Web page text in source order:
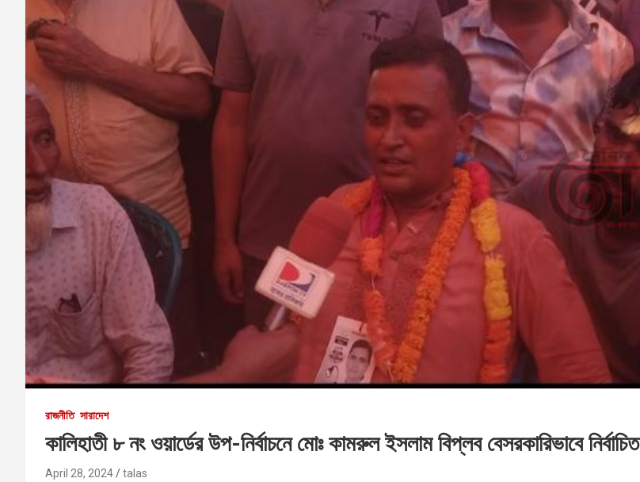
রাজনীতি সারাদেশ
কালিহাতী ৮ নং ওয়ার্ডের উপ-নির্বাচনে মোঃ কামরুল ইসলাম বিপ্লব বেসরকারিভাবে নির্বাচিত
April 28, 2024 talas